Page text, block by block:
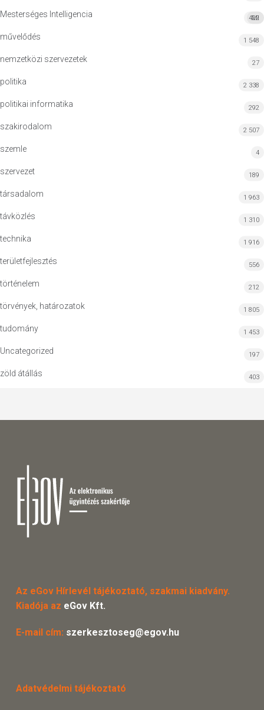
Mesterséges Intelligencia MI
422
művelődés 1 548
nemzetközi szervezetek 27
politika 2 338
politikai informatika 292
szakirodalom 2 507
szemle 4
szervezet 189
társadalom 1 963
távközlés 1 310
technika 1 916
területfejlesztés 556
történelem 212
törvények, határozatok 1 805
tudomány 1 453
Uncategorized 197
zöld átállás 403
Az eGov Hírlevél tájékoztató, szakmai kiadvány.
Kiadója az eGov Kft.
E-mail cím: szerkesztoseg@egov.hu
Adatvédelmi tájékoztató